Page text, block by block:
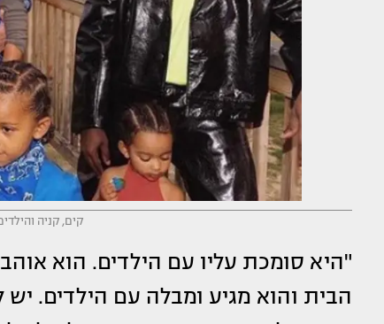
קים, קניה
"היא סומכת עליו עם הילדים. הוא
הבית והוא מגיע ומבלה עם הילדים.